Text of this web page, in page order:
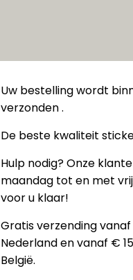
Uw bestelling wordt
verzonden .
De beste kwaliteit
Hulp nodig? Onze
maandag tot en met
voor u klaar!
Gratis verzending
Nederland en vanaf €
België.